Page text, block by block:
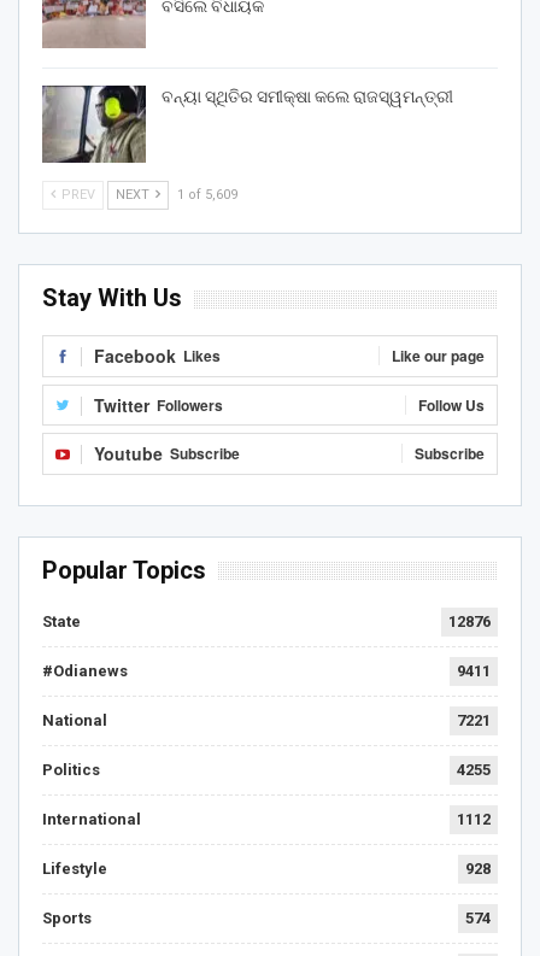
ବସିଲେ ବିଧାୟକ
ବନ୍ୟା ସ୍ଥିତିର ସମୀକ୍ଷା କଲେ ରାଜସ୍ୱମନ୍ତ୍ରୀ
PREV NEXT 1 of 5,609
Stay With Us
Facebook Likes Like our page
Twitter Followers Follow Us
Youtube Subscribe Subscribe
Popular Topics
State 12876
#Odianews 9411
National 7221
Politics 4255
International 1112
Lifestyle 928
Sports 574